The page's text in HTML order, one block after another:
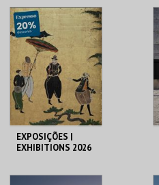
MUDE
MAIS INFO
COMPRAR
EXPOSIÇÕES |
EXHIBITIONS 2026